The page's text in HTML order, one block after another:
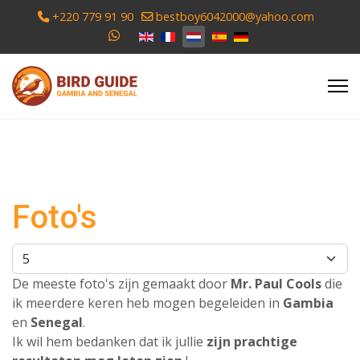
+220 779 91 90 bestboy6042000@yahoo.com
Foto's
De meeste foto's zijn gemaakt door Mr. Paul Coolsdie
ik meerdere keren heb mogen begeleiden in Gambia
en Senegal.
Ik wil hem bedanken dat ik jullie zijn prachtige